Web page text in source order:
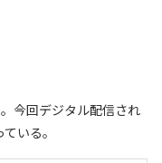
今回デジタル配信され
いる。